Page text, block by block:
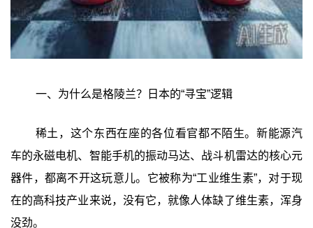
一、为什么是格陵兰？日本的“寻宝”逻辑
稀土，这个东西在座的各位看官都不陌生。新能源汽
车的永磁电机、智能手机的振动马达、战斗机雷达的核心元
器件，都离不开这玩意儿。它被称为“工业维生素”，对于现
在的高科技产业来说，没有它，就像人体缺了维生素，浑身
没劲。